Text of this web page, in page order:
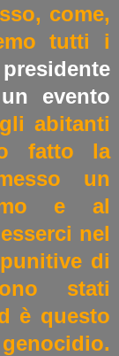
come,
tutti i
evento
abitanti
fatto la
un
e al
nel
di
stati
è questo